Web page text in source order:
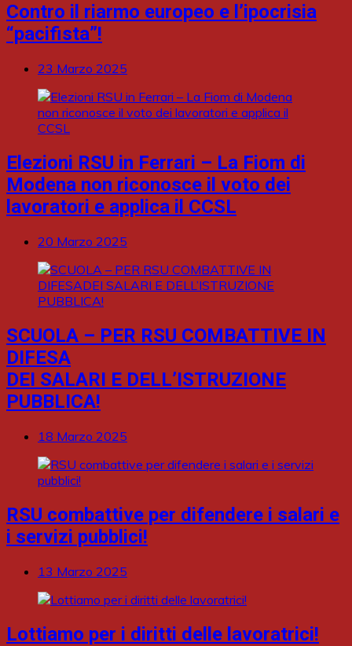
Contro il riarmo europeo e l’ipocrisia
“pacifista”!
23 Marzo 2025
Elezioni RSU in Ferrari – La Fiom di
Modena non riconosce il voto dei
lavoratori e applica il CCSL
20 Marzo 2025
SCUOLA – PER RSU COMBATTIVE IN
DIFESA
DEI SALARI E DELL’ISTRUZIONE
PUBBLICA!
18 Marzo 2025
RSU combattive per difendere i salari e
i servizi pubblici!
13 Marzo 2025
Lottiamo per i diritti delle lavoratrici!